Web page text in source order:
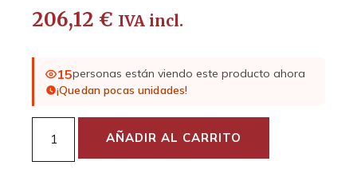
206,12 € IVA incl.
15personas están viendo este producto ahora
¡Quedan pocas unidades!
AÑADIR AL CARRITO